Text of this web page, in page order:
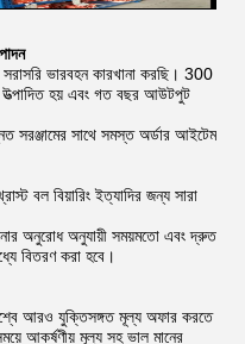
ভারবহন কারখানা করছি। 300
উত্পাদিত হয় এবং গত বছর আউটপুট
সরঞ্জামের সাথে সমস্ত অর্ডার আইটেম
বল বিয়ারিং ইত্যাদির জন্য সারা
অনুরোধ অনুযায়ী সময়মতো এবং দ্রুত
বিতরণ করা হবে।
আরও যুক্তিসঙ্গত মূল্য অফার করতে
আকর্ষণীয় মূল্য সহ ভাল মানের